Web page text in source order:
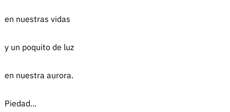
en nuestras vidas
y un poquito de luz
en nuestra aurora.
Piedad...